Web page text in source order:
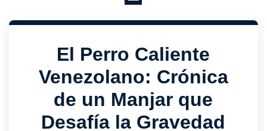
El Perro Caliente
Venezolano: Crónica
de un Manjar que
Desafía la Gravedad